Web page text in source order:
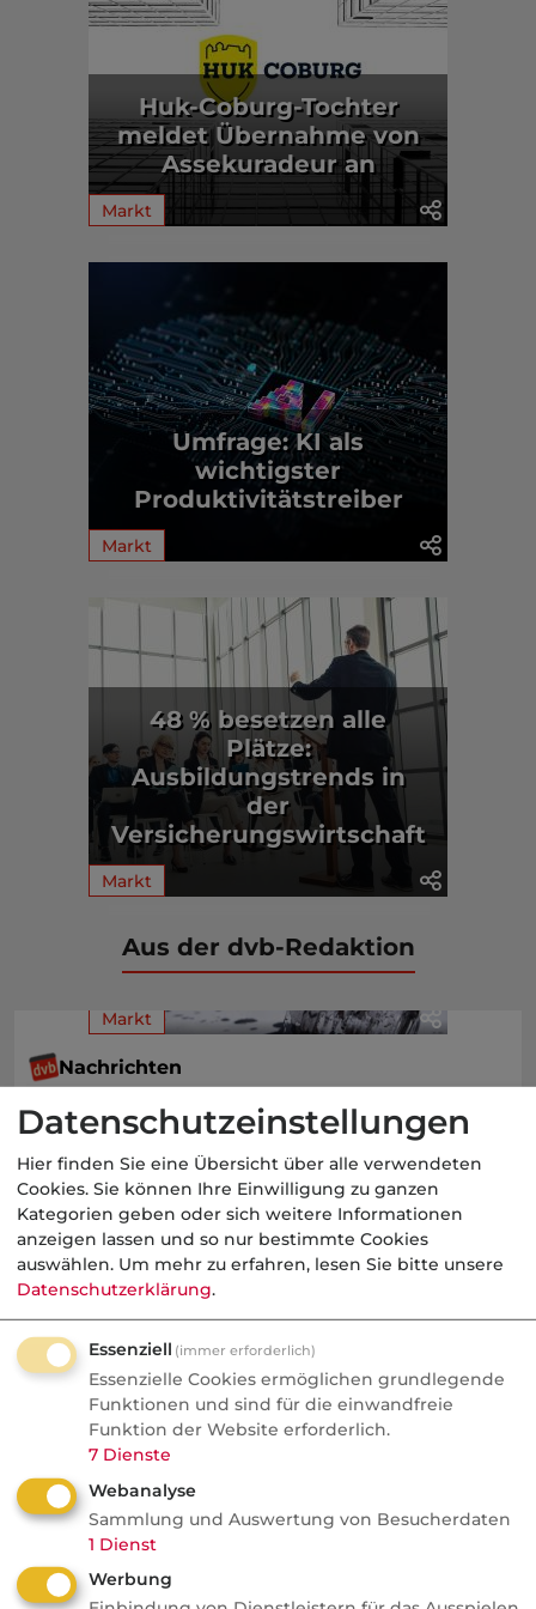
Huk-Coburg-Tochter
meldet Übernahme von
Assekuradeur an
Markt
Umfrage: KI als
wichtigster
Produktivitätstreiber
Markt
48 % besetzen alle
Plätze:
Ausbildungstrends in
der
Versicherungswirtschaft
Markt
Aus der dvb-Redaktion
Markt
Nachrichten
Wefox Gründer packt aus:
"Der größte Fehler, den ich
gemacht habe"
Wefox wurde zum Vorzeige-Startup und
geriet später ins Wanken. Der Gründer
nennt milliardenschwere
Fehlentscheidungen und kritisiert
gängige Investorenlogiken.
procontra
Rentenfaktor:
Verbraucherzentrale geht
Datenschutzeinstellungen
Hier finden Sie eine Übersicht über alle verwendeten
Cookies. Sie können Ihre Einwilligung zu ganzen
Kategorien geben oder sich weitere Informationen
anzeigen lassen und so nur bestimmte Cookies
auswählen. Um mehr zu erfahren, lesen Sie bitte unsere
Datenschutzerklärung.
Essenziell (immer erforderlich)
Essenzielle Cookies ermöglichen grundlegende
Funktionen und sind für die einwandfreie
Funktion der Website erforderlich.
7 Dienste
Webanalyse
Sammlung und Auswertung von Besucherdaten
1 Dienst
Werbung